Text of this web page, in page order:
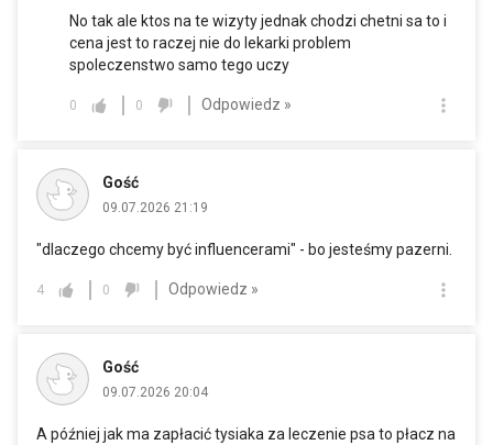
No tak ale ktos na te wizyty jednak chodzi chetni sa to i
cena jest to raczej nie do lekarki problem
spoleczenstwo samo tego uczy
0 0 Odpowiedz »
Gość
09.07.2026 21:19
"dlaczego chcemy być influencerami" - bo jesteśmy pazerni.
4 0 Odpowiedz »
Gość
09.07.2026 20:04
A później jak ma zapłacić tysiaka za leczenie psa to płacz na